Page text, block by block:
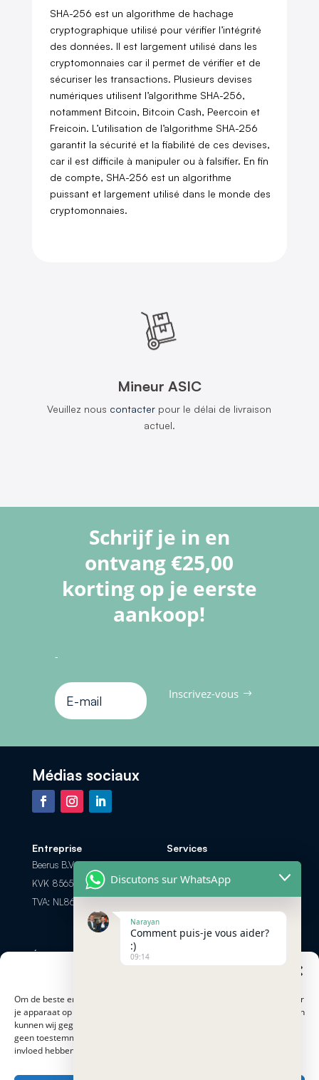
Om de beste ervaringen te bieden, gebruiken cookies om informatie over
je apparaat op te slaan en/of te raadplegen. Door hiermee in te stemmen
kunnen wij gegevens zoals surfgedrag of op deze site verwerken. Als je
geen toestemming geeft of je toestemming intrekt, kan dit een nadelige
invloed hebben op bepaalde functies en mogelijkheden.
SHA-256 est un algorithme de hachage
cryptographique utilisé pour vérifier l’intégrité
des données. Il est largement utilisé dans les
cryptomonnaies car il permet de vérifier et de
sécuriser les transactions. Plusieurs devises
numériques utilisent l’algorithme SHA-256,
notamment Bitcoin, Bitcoin Cash, Peercoin et
Freicoin. L’utilisation de l’algorithme SHA-256
garantit la sécurité et la fiabilité de ces devises,
car il est difficile à manipuler ou à falsifier. En fin
de compte, SHA-256 est un algorithme
puissant et largement utilisé dans le monde des
cryptomonnaies.
Mineur ASIC
Veuillez nous contacter pour le délai de livraison
actuel.
Schrijf je in en
ontvang €25,00
korting op je eerste
aankoop!
-
Inscrivez-vous
Médias sociaux
Entreprise
Beerus B.V.
KVK 85658308
TVA: NL863698104B01
Services
Foire aux Questions
Les options de paiement
Échanger par
téléphone? Appel ou
Modes de paiement
Discutons sur WhatsApp
Narayan
Comment puis-je vous aider?
:)
09:14